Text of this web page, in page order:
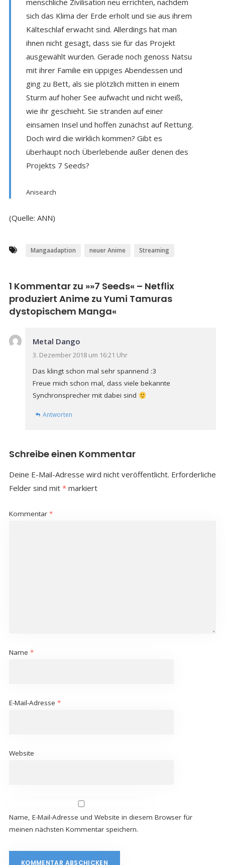
menschliche Zivilisation neu errichten, nachdem
sich das Klima der Erde erholt und sie aus ihrem
Kälteschlaf erwacht sind. Allerdings hat man
ihnen nicht gesagt, dass sie für das Projekt
ausgewählt wurden. Gerade noch genoss Natsu
mit ihrer Familie ein üppiges Abendessen und
ging zu Bett, als sie plötzlich mitten in einem
Sturm auf hoher See aufwacht und nicht weiß,
wie ihr geschieht. Sie stranden auf einer
einsamen Insel und hoffen zunächst auf Rettung.
Doch wird die wirklich kommen? Gibt es
überhaupt noch Überlebende außer denen des
Projekts 7 Seeds?
Anisearch
(Quelle: ANN)
Mangaadaption neuer Anime Streaming
1 Kommentar zu »»7 Seeds« – Netflix
produziert Anime zu Yumi Tamuras
dystopischem Manga«
Metal Dango
3. Dezember 2018 um 16:21 Uhr
Das klingt schon mal sehr spannend :3
Freue mich schon mal, dass viele bekannte
Synchronsprecher mit dabei sind
Antworten
Schreibe einen Kommentar
Deine E-Mail-Adresse wird nicht veröffentlicht. Erforderliche
Felder sind mit *markiert
Kommentar *
Name *
E-Mail-Adresse *
Website
Name, E-Mail-Adresse und Website in diesem Browser für
meinen nächsten Kommentar speichern.